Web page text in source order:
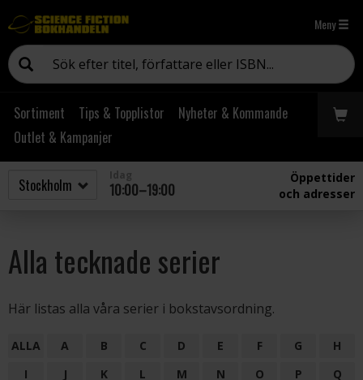
Meny
Sortiment Tips & Topplistor
Nyheter & Kommande
Outlet & Kampanjer
10:00–19:00
Öppettider
och adresser
Alla tecknade serier
Här listas alla våra serier i bokstavsordning.
ALLA A B C D E F G
H
I
J K L M N O P
Q